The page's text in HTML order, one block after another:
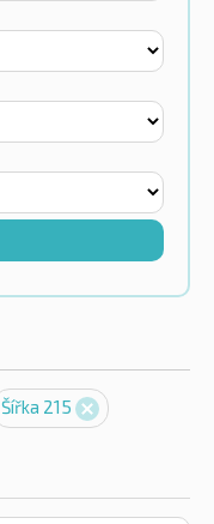
Šířka 215